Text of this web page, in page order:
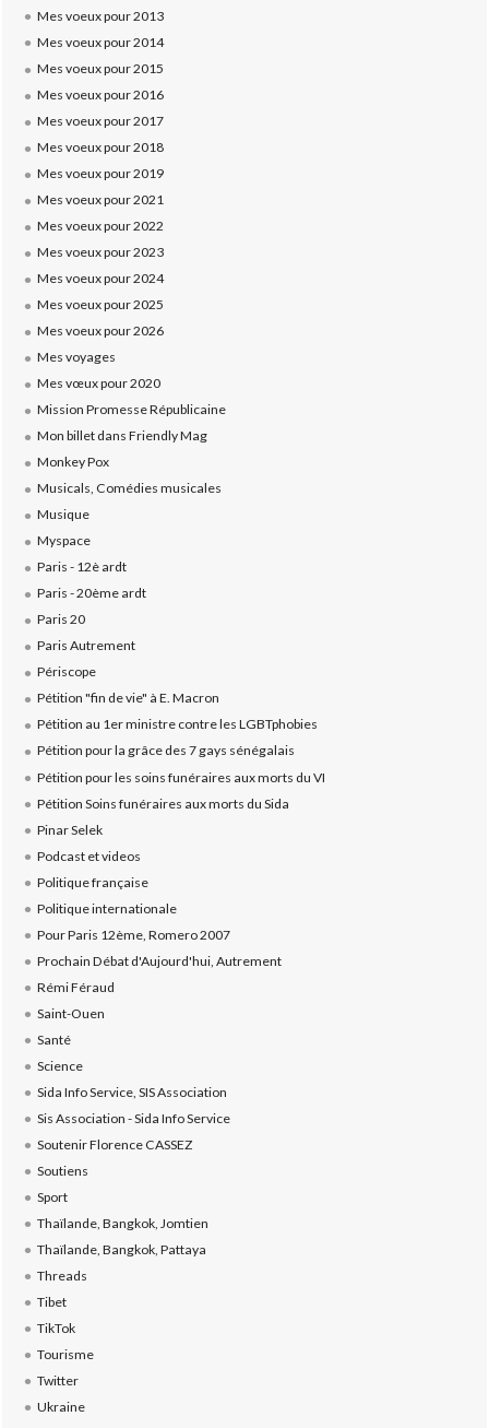
Mes voeux pour 2013
Mes voeux pour 2014
Mes voeux pour 2015
Mes voeux pour 2016
Mes voeux pour 2017
Mes voeux pour 2018
Mes voeux pour 2019
Mes voeux pour 2021
Mes voeux pour 2022
Mes voeux pour 2023
Mes voeux pour 2024
Mes voeux pour 2025
Mes voeux pour 2026
Mes voyages
Mes vœux pour 2020
Mission Promesse Républicaine
Mon billet dans Friendly Mag
Monkey Pox
Musicals, Comédies musicales
Musique
Myspace
Paris - 12è ardt
Paris - 20ème ardt
Paris 20
Paris Autrement
Périscope
Pétition "fin de vie" à E. Macron
Pétition au 1er ministre contre les LGBTphobies
Pétition pour la grâce des 7 gays sénégalais
Pétition pour les soins funéraires aux morts du VI
Pétition Soins funéraires aux morts du Sida
Pinar Selek
Podcast et videos
Politique française
Politique internationale
Pour Paris 12ème, Romero 2007
Prochain Débat d'Aujourd'hui, Autrement
Rémi Féraud
Saint-Ouen
Santé
Science
Sida Info Service, SIS Association
Sis Association - Sida Info Service
Soutenir Florence CASSEZ
Soutiens
Sport
Thaïlande, Bangkok, Jomtien
Thaïlande, Bangkok, Pattaya
Threads
Tibet
TikTok
Tourisme
Twitter
Ukraine